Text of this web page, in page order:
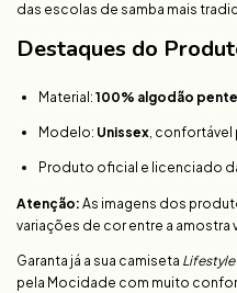
das escolas de samba mais
Destaques do
Material: 100% algodão
Modelo: Unissex, confortável
Produto oficial e licenciado
Atenção: As imagens dos
variações de cor entre a amostra
Garanta já a sua camiseta Lifestyle
pela Mocidade com muito